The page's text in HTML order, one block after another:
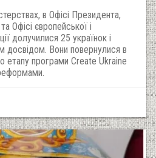
в Офісі Президента,
Офісі європейської і
долучилися 25 українок і
досвідом. Вони повернулися в
етапу програми Create Ukraine